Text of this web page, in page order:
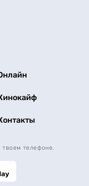
телефоне.